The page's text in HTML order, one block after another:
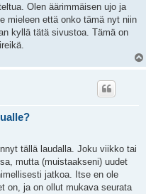
Olen äärimmäisen ujo ja
mieleen että onko tämä nyt niin
kyllä tätä sivustoa. Tämä on
tällä laudalla. Joku viikko tai
mutta (muistaakseni) uudet
jatkoa. Itse en ole
on, ja on ollut mukava seurata